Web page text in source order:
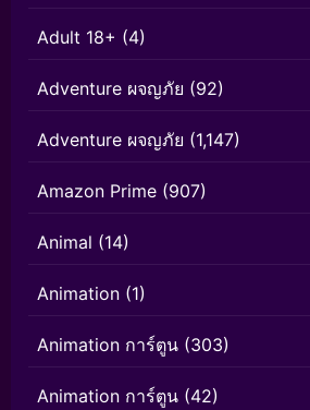
Adult 18+ (4)
Adventure ผจญภัย (92)
Adventure ผจญภัย (1,147)
Amazon Prime (907)
Animal (14)
Animation (1)
Animation การ์ตูน (303)
Animation การ์ตูน (42)